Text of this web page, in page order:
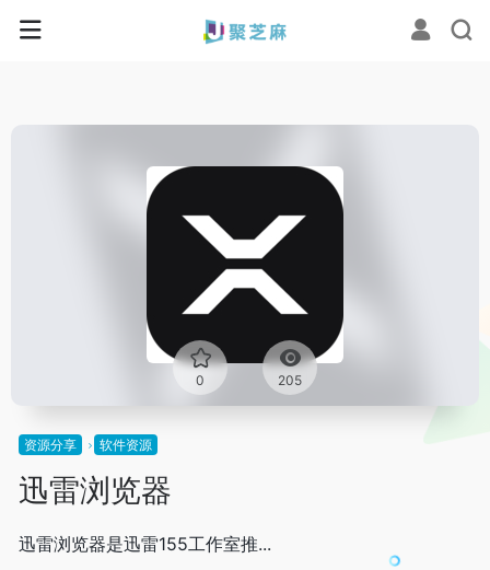
0 205
资源分享 软件资源
迅雷浏览器
迅雷浏览器是迅雷155工作室推...